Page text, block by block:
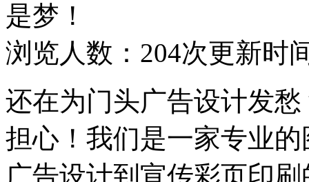
是梦！
浏览人数： 204次更新时
还在为门头广告设计发
担心！我们是一家专业
广告设计到宣传彩页印